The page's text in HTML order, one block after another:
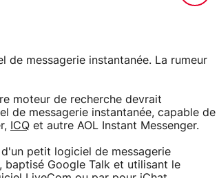
de messagerie instantanée. La rumeur
moteur de recherche devrait
de messagerie instantanée, capable de
ICQ et autre AOL Instant Messenger.
petit logiciel de messagerie
baptisé Google Talk et utilisant le